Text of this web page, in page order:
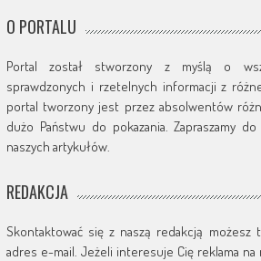
O PORTALU
Portal został stworzony z myślą o
sprawdzonych i rzetelnych informacji z
portal tworzony jest przez absolwentów
dużo Państwu do pokazania. Zapraszamy
naszych artykułów.
REDAKCJA
Skontaktować się z naszą redakcją możesz
adres e-mail. Jeżeli interesuje Cię reklama